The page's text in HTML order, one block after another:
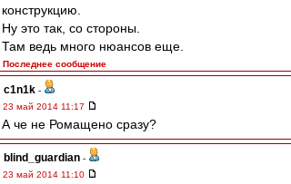
конструкцию.
Ну это так, со стороны.
Там ведь много нюансов еще.
Последнее сообщение
c1n1k -
23 май 2014 11:17
А че не Ромащено сразу?
blind_guardian -
23 май 2014 11:10